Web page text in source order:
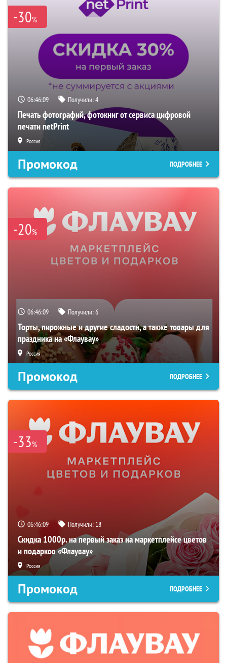
-30%
06:46:08 Получили:4
Печать фотографий, фотокниг от сервиса цифровой
печати netPrint
Россия
Промокод ПОДРОБНЕЕ
-20%
06:46:08 Получили:6
Торты, пирожные и другие сладости, а также товары для
праздника на «Флаувау»
Россия
Промокод ПОДРОБНЕЕ
-33%
06:46:08 Получили: 18
Скидка 1000р. на первый заказ на маркетплейсе цветов
и подарков «Флаувау»
Россия
Промокод ПОДРОБНЕЕ